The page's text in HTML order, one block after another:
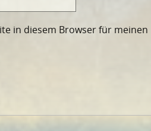
in diesem Browser für meinen